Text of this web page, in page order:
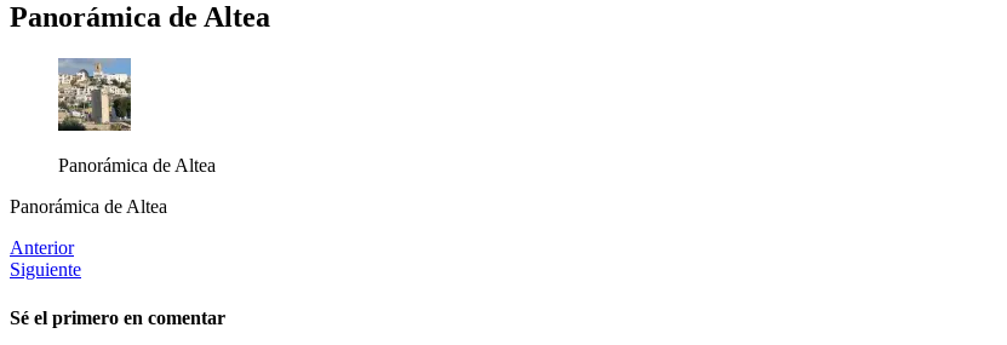
Panorámica de Altea
Panorámica de Altea
Panorámica de Altea
Anterior
Siguiente
Sé el primero en comentar